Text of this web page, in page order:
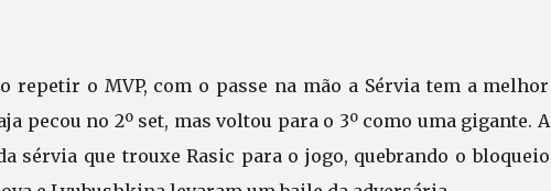
repetir o MVP, com o passe na mão a Sérvia tem a melhor
pecou no 2º set, mas voltou para o 3º como uma gigante. A
sérvia que trouxe Rasic para o jogo, quebrando o bloqueio